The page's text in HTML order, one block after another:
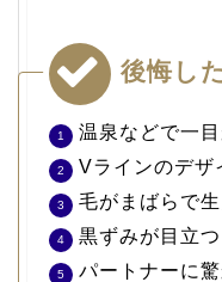
後悔し
温泉などで一
Vラインのデザ
毛がまばらで
黒ずみが目立つ
パートナーに